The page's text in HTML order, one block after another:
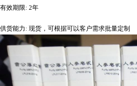
有效期限: 2年
供货能力 : 现货，可根据可以客户需求批量定制